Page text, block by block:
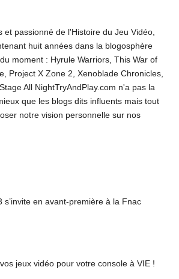
et passionné de l'Histoire du Jeu Vidéo,
huit années dans la blogosphère
moment : Hyrule Warriors, This War of
Project X Zone 2, Xenoblade Chronicles,
All NightTryAndPlay.com n'a pas la
que les blogs dits influents mais tout
notre vision personnelle sur nos
s’invite en avant-première à la Fnac
jeux vidéo pour votre console à VIE !